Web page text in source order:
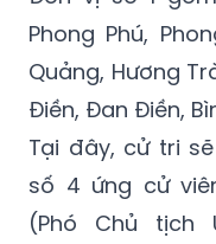
Phong Phú,
Quảng, Hương
Điền, Đan Điền,
Tại đây, cử tri
số 4 ứng cử
(Phó Chủ tịch